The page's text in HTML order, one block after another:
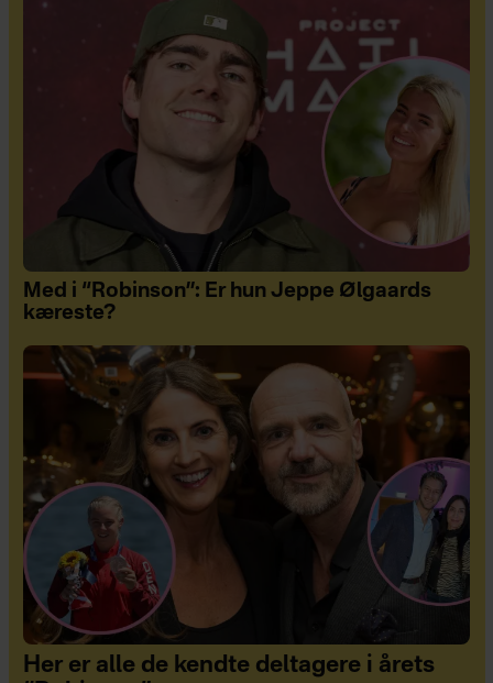
Med i “Robinson”: Er hun Jeppe Ølgaards
kæreste?
Her er alle de kendte deltagere i årets